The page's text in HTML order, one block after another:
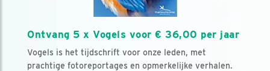
Ontvang 5 x Vogels voor € 36,00 per jaar
Vogels is het tijdschrift voor onze leden, met
prachtige fotoreportages en opmerkelijke verhalen.